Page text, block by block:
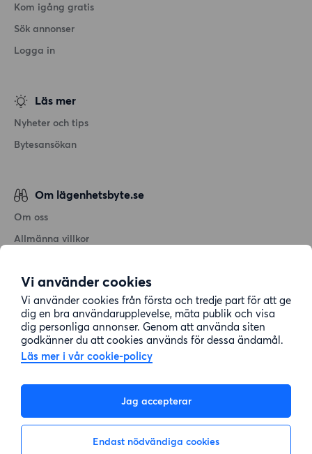
Vi använder cookies
Vi använder cookies från första och tredje part för att ge
dig en bra användarupplevelse, mäta publik och visa
dig personliga annonser. Genom att använda siten
godkänner du att cookies används för dessa ändamål.
Läs mer i vår cookie-policy
Jag accepterar
Endast nödvändiga cookies
Kom igång gratis
Sök annonser
Logga in
Läs mer
Nyheter och tips
Bytesansökan
Om lägenhetsbyte.se
Om oss
Allmänna villkor
Cookiepolicy
Sitemap
Kundtjänst
08-22 00 90